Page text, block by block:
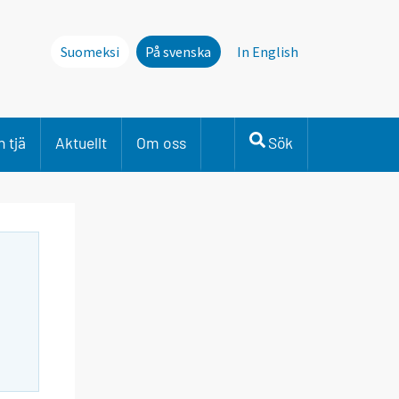
Suomeksi På svenska In English
tjä Aktuellt Om oss Sök